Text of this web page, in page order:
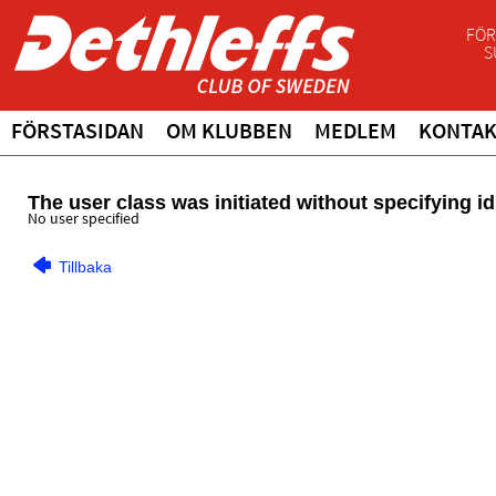
FÖRSTASIDAN OM KLUBBEN MEDLEM
The user class was initiated without specifying
No user specified
Tillbaka